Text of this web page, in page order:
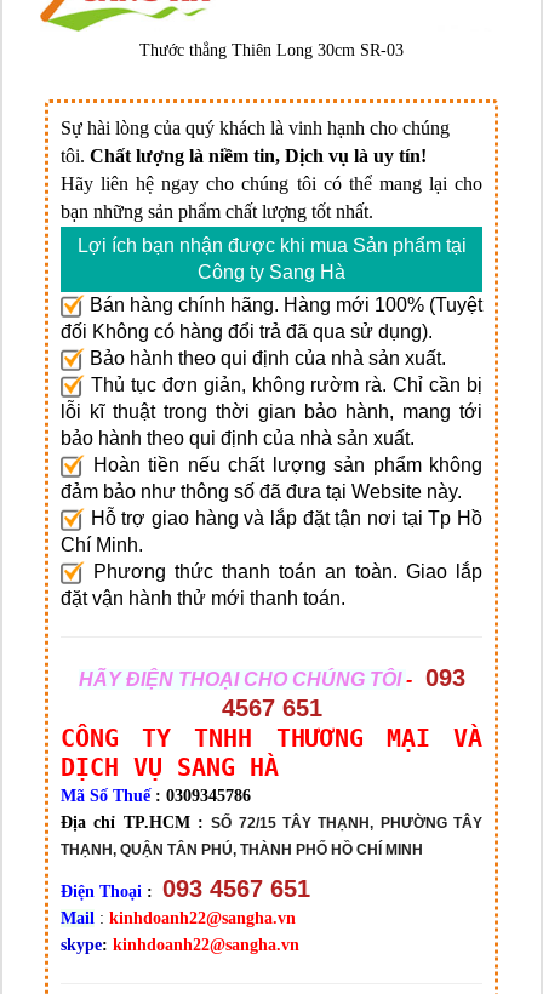
Thước thẳng Thiên Long 30cm SR-03
Sự hài lòng của quý khách là vinh hạnh cho chúng
tôi. Chất lượng là niềm tin, Dịch vụ là uy tín!
Hãy liên hệ ngay cho chúng tôi có thể mang lại cho
bạn những sản phẩm chất lượng tốt nhất.
Lợi ích bạn nhận được khi mua Sản phẩm tại
Công ty Sang Hà
Bán hàng chính hãng. Hàng mới 100% (Tuyệt
đối Không có hàng đổi trả đã qua sử dụng).
Bảo hành theo qui định của nhà sản xuất.
Thủ tục đơn giản, không rườm rà. Chỉ cần bị
lỗi kĩ thuật trong thời gian bảo hành, mang tới
bảo hành theo qui định của nhà sản xuất.
Hoàn tiền nếu chất lượng sản phẩm không
đảm bảo như thông số đã đưa tại Website này.
Hỗ trợ giao hàng và lắp đặt tận nơi tại Tp Hồ
Chí Minh.
Phương thức thanh toán an toàn. Giao lắp
đặt vận hành thử mới thanh toán.
HÃY ĐIỆN THOẠI CHO CHÚNG TÔI -
093
4567 651
CÔNG TY TNHH THƯƠNG MẠI VÀ
DỊCH VỤ SANG HÀ
Mã Số Thuế : 0309345786
Địa chỉ TP.HCM : SỐ 72/15 TÂY THẠNH, PHƯỜNG TÂY
THẠNH, QUẬN TÂN PHÚ, THÀNH PHỐ HỒ CHÍ MINH
Điện Thoại : 093 4567 651
Mail : kinhdoanh22@sangha.vn
skype: kinhdoanh22@sangha.vn